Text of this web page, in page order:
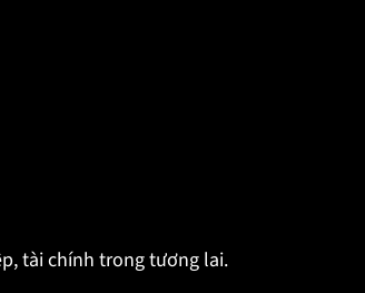
tài chính trong tương lai.